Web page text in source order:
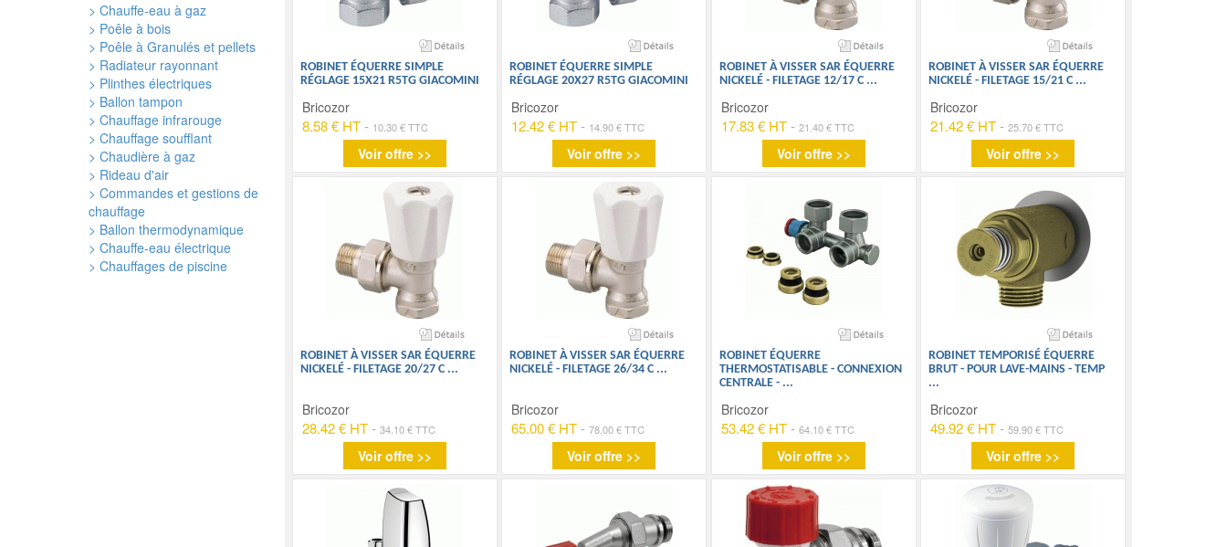
> Chauffe-eau à gaz
> Poêle à bois
> Poêle à Granulés et pellets
> Radiateur rayonnant
> Plinthes électriques
> Ballon tampon
> Chauffage infrarouge
> Chauffage soufflant
> Chaudière à gaz
> Rideau d'air
> Commandes et gestions de
chauffage
> Ballon thermodynamique
> Chauffe-eau électrique
> Chauffages de piscine
ROBINET ÉQUERRE SIMPLE
RÉGLAGE 15X21 R5TG GIACOMINI
Bricozor
8.58 € HT - 10.30 € TTC
Voir offre >>
ROBINET ÉQUERRE SIMPLE
RÉGLAGE 20X27 R5TG GIACOMINI
Bricozor
12.42 € HT- 14.90 € TTC
Voir offre >>
ROBINET À VISSER SAR ÉQUERRE
NICKELÉ - FILETAGE 12/17 C ...
Bricozor
17.83 € HT - 21.40 € TTC
Voir offre >>
ROBINET À VISSER SAR ÉQUERRE
NICKELÉ - FILETAGE 15/21 C ...
Bricozor
21.42 € HT-25.70 € TTC
Voir offre >>
ROBINET À VISSER SAR ÉQUERRE
NICKELÉ - FILETAGE 20/27 C ...
Bricozor
28.42 € HT - 34.10 € TTC
Voir offre >>
ROBINET À VISSER SAR ÉQUERRE
NICKELÉ - FILETAGE 26/34 C ...
Bricozor
65.00 € HT-78.00 € TTC
Voir offre >>
ROBINET ÉQUERRE
THERMOSTATISABLE - CONNEXION
CENTRALE - ...
Bricozor
53.42 € HT - 64.10 € TTC
Voir offre >>
ROBINET TEMPORISÉ ÉQUERRE
BRUT - POUR LAVE-MAINS - TEMP
...
Bricozor
49.92 € HT-59.90 € TTC
Voir offre >>